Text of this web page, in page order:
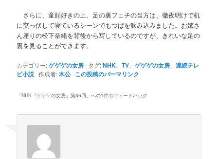
さらに、童顔好きの上、足の裏フェチの当方は、徹夜明けで机
に突っ伏して寝ているシーンでもつばを飲み込みました。お姉さ
ん座りの松下奈緒を背後から写しているのですが、きれいな足の
裏を見ることができます。
カテゴリー:ゲゲゲの女房 タグ:NHK、TV、ゲゲゲの女房、連続テレ
ビ小説作成者:木公 この投稿のパーマリンク
「NHK『ゲゲゲの女房』第36回 」への1件のフィードバック